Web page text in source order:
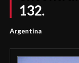
132.
Argentina